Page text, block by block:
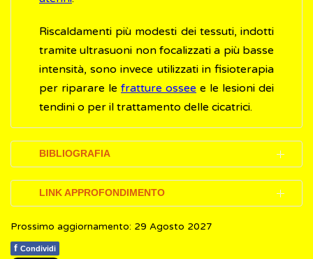
Riscaldamenti più modesti dei tessuti, indotti
tramite ultrasuoni non focalizzati a più basse
intensità, sono invece utilizzati in fisioterapia
per riparare le fratture ossee e le lesioni dei
tendini o per il trattamento delle cicatrici.
BIBLIOGRAFIA
United Nations Environment Programme
(UNEP).Radiation: effects and sources,
2016
LINK APPROFONDIMENTO
International Commission on Non-Ionizing
Radiation Protection
Prossimo aggiornamento: 29 Agosto 2027
f Condividi